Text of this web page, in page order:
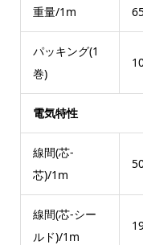
重量/1m
パッキング(1
巻)
電気特性
線間(芯-
芯)/1m
線間(芯-シー
ルド)/1m